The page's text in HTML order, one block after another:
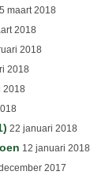
maart 2018
2018
2018
2018
2018
22 januari 2018
12 januari 2018
2017